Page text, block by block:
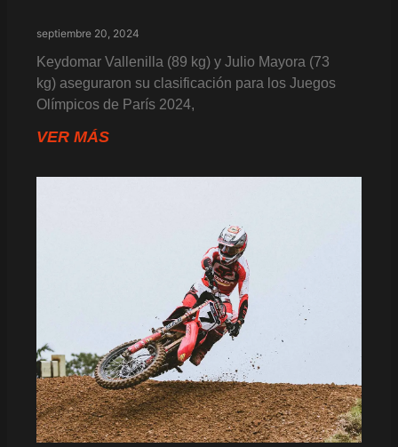
septiembre 20, 2024
Keydomar Vallenilla (89 kg) y Julio Mayora (73
kg) aseguraron su clasificación para los Juegos
Olímpicos de París 2024,
VER MÁS